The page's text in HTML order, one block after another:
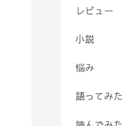
レビュー
小説
悩み
語ってみた